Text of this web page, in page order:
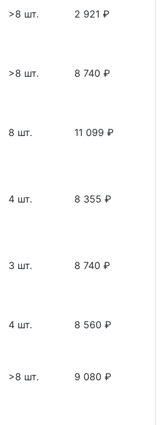
>8 шт. 2 921 ₽
>8 шт. 8 740 ₽
8 шт. 11 099 ₽
4 шт. 8 355 ₽
3 шт. 8 740 ₽
4 шт. 8 560 ₽
>8 шт. 9 080 ₽